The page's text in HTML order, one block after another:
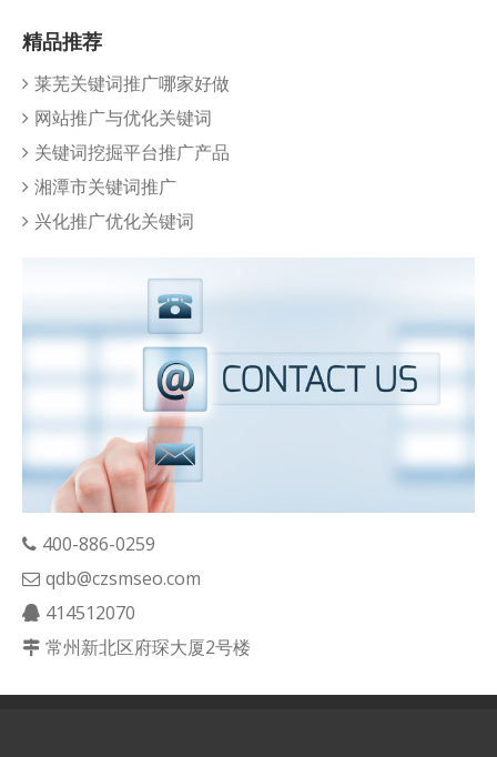
精品推荐
莱芜关键词推广哪家好做
网站推广与优化关键词
关键词挖掘平台推广产品
湘潭市关键词推广
兴化推广优化关键词
400-886-0259
qdb@czsmseo.com
414512070
常州新北区府琛大厦2号楼